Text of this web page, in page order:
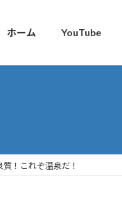
ホーム YouTube
！これぞ温泉だ！